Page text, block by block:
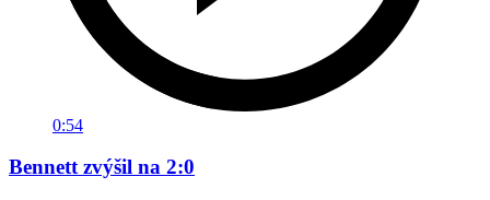
0:54
Bennett zvýšil na 2:0